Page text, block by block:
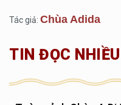
Tác giả: Chùa Adida
TIN ĐỌC